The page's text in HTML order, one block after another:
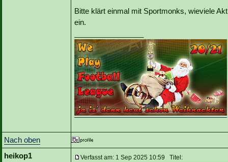
Bitte klärt einmal mit Sportmonks, wieviele
ein.
Nach oben
heikop1
Verfasst am: 1 Sep 2025 10:59 Titel: